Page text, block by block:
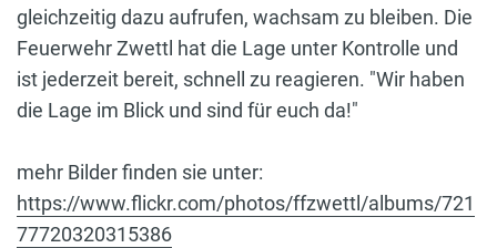
gleichzeitig dazu aufrufen, wachsam zu bleiben. Die
Feuerwehr Zwettl hat die Lage unter Kontrolle und
ist jederzeit bereit, schnell zu reagieren. "Wir haben
die Lage im Blick und sind für euch da!"
mehr Bilder finden sie unter:
https://www.flickr.com/photos/ffzwettl/albums/721
77720320315386